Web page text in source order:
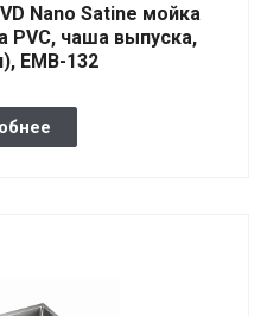
Nano Satine мойка
PVC, чаша выпуска,
EMB-132